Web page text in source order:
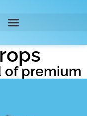
of premium